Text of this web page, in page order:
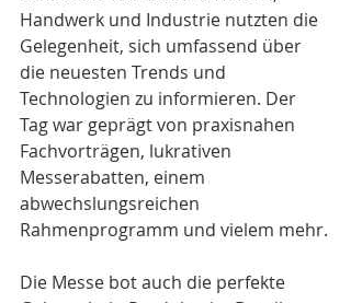
Handwerk und Industrie nutzten die
Gelegenheit, sich umfassend über
die neuesten Trends und
Technologien zu informieren. Der
Tag war geprägt von praxisnahen
Fachvorträgen, lukrativen
Messerabatten, einem
abwechslungsreichen
Rahmenprogramm und vielem mehr.
Die Messe bot auch die perfekte